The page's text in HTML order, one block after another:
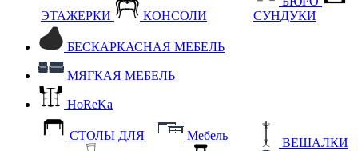
ЭТАЖЕРКИ КОНСОЛИ
СУНДУКИ
БЕСКАРКАСНАЯ МЕБЕЛЬ
МЯГКАЯ МЕБЕЛЬ
HoReKa
СТОЛЫ ДЛЯ Мебель
ВЕШАЛКИ